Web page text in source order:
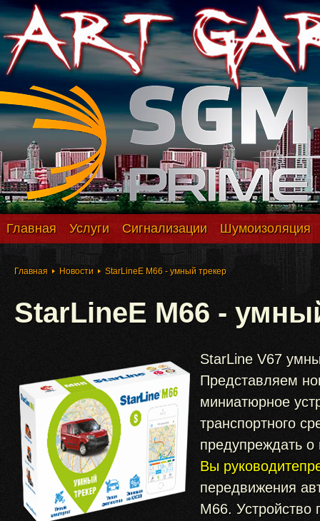
Главная Услуги Сигнализации Шумоизоляция
Главная Новости StarLineE M66 - умный трекер
StarLineE M66 -
StarLine V67
Представляем
миниатюрное
транспортного
предупреждать
Вы
передвижения
М66. Устройство